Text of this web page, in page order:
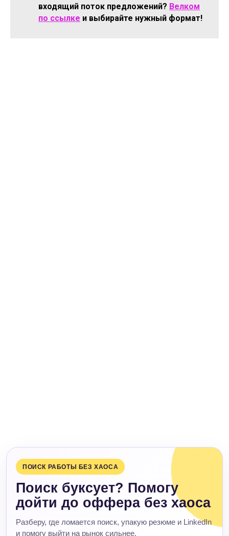
входящий поток предложений? Велком
по ссылке и выбирайте нужный формат!
ПОИСК РАБОТЫ БЕЗ ХАОСА
Поиск буксует? Помогу
дойти до оффера без хаоса
Разберу, где ломается поиск, упакую резюме и LinkedIn
и помогу выйти на рынок сильнее.